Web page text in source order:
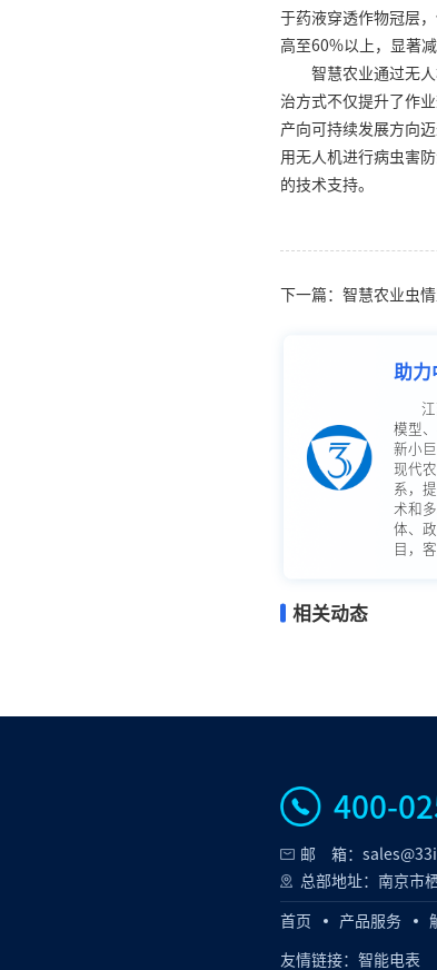
于药液穿透作物冠层
高至60%以上，显著
智慧农业通过无
治方式不仅提升了作
产向可持续发展方向
用无人机进行病虫害
的技术支持。
下一篇：智慧农业虫
助力
模型
新小
现代
系，
术和
体、
目，
相关动态
400-
邮 箱：
总部地址：南京市
首页 产品服务
友情链接： 智能电表